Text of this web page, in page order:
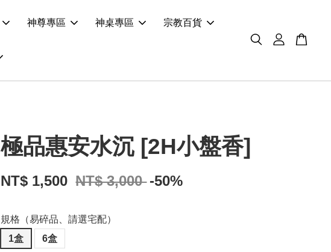
神尊專區 神桌專區 宗教百貨
極品惠安水沉 [2H小盤香]
NT$ 1,500 NT$ 3,000 -50%
規格（易碎品、請選宅配）
1盒
6盒